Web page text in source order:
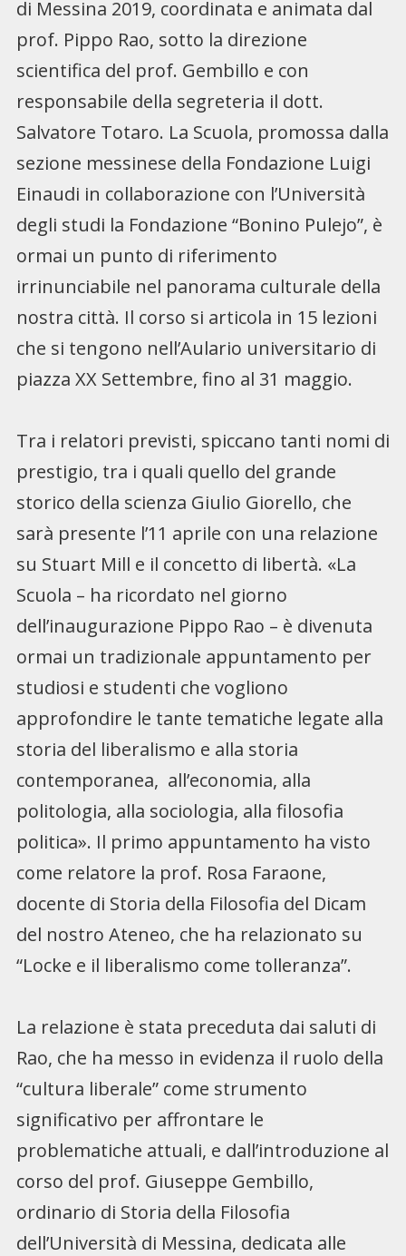
di Messina 2019, coordinata e animata dal
prof. Pippo Rao, sotto la direzione
scientifica del prof. Gembillo e con
responsabile della segreteria il dott.
Salvatore Totaro. La Scuola, promossa dalla
sezione messinese della Fondazione Luigi
Einaudi in collaborazione con l’Università
degli studi la Fondazione “Bonino Pulejo”, è
ormai un punto di riferimento
irrinunciabile nel panorama culturale della
nostra città. Il corso si articola in 15 lezioni
che si tengono nell’Aulario universitario di
piazza XX Settembre, fino al 31 maggio.
Tra i relatori previsti, spiccano tanti nomi di
prestigio, tra i quali quello del grande
storico della scienza Giulio Giorello, che
sarà presente l’11 aprile con una relazione
su Stuart Mill e il concetto di libertà. «La
Scuola – ha ricordato nel giorno
dell’inaugurazione Pippo Rao – è divenuta
ormai un tradizionale appuntamento per
studiosi e studenti che vogliono
approfondire le tante tematiche legate alla
storia del liberalismo e alla storia
contemporanea, all’economia, alla
politologia, alla sociologia, alla filosofia
politica». Il primo appuntamento ha visto
come relatore la prof. Rosa Faraone,
docente di Storia della Filosofia del Dicam
del nostro Ateneo, che ha relazionato su
“Locke e il liberalismo come tolleranza”.
La relazione è stata preceduta dai saluti di
Rao, che ha messo in evidenza il ruolo della
“cultura liberale” come strumento
significativo per affrontare le
problematiche attuali, e dall’introduzione al
corso del prof. Giuseppe Gembillo,
ordinario di Storia della Filosofia
dell’Università di Messina, dedicata alle